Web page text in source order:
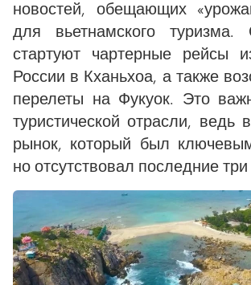
новостей, обещающих
для вьетнамского
стартуют чартерные рейсы
России в Кханьхоа, а также
перелеты на Фукуок. Это
туристической отрасли, ведь
рынок, который был
но отсутствовал последние три